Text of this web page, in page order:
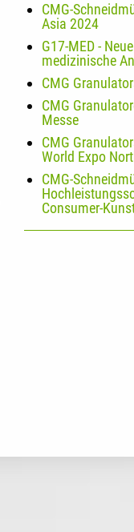
CMG-
Asia 2024
G17-MED -
medizinische
CMG
CMG
Messe
CMG
World Expo
CMG-
Consumer-